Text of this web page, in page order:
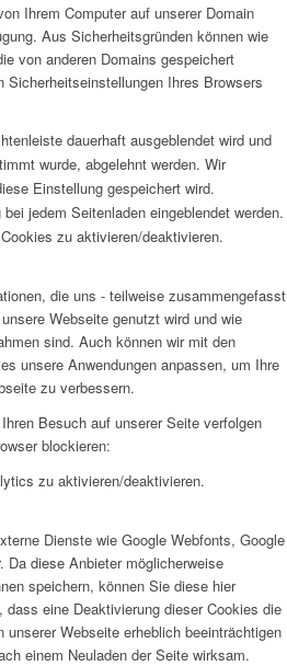
Ihrem Computer auf unserer Domain
Aus Sicherheitsgründen können wie
von anderen Domains gespeichert
Sicherheitseinstellungen Ihres Browsers
dauerhaft ausgeblendet wird und
wurde, abgelehnt werden. Wir
Einstellung gespeichert wird.
jedem Seitenladen eingeblendet werden.
zu aktivieren/deaktivieren.
die uns - teilweise zusammengefasst
Webseite genutzt wird und wie
sind. Auch können wir mit den
unsere Anwendungen anpassen, um Ihre
zu verbessern.
Besuch auf unserer Seite verfolgen
blockieren:
zu aktivieren/deaktivieren.
Dienste wie Google Webfonts, Google
Da diese Anbieter möglicherweise
speichern, können Sie diese hier
eine Deaktivierung dieser Cookies die
Webseite erheblich beeinträchtigen
einem Neuladen der Seite wirksam.